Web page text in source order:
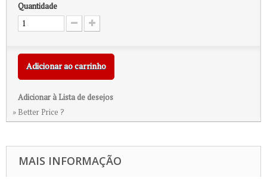
Quantidade
Adicionar ao carrinho
Adicionar à Lista de desejos
» Better Price ?
MAIS INFORMAÇÃO